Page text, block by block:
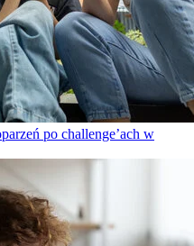
po challenge’ach w